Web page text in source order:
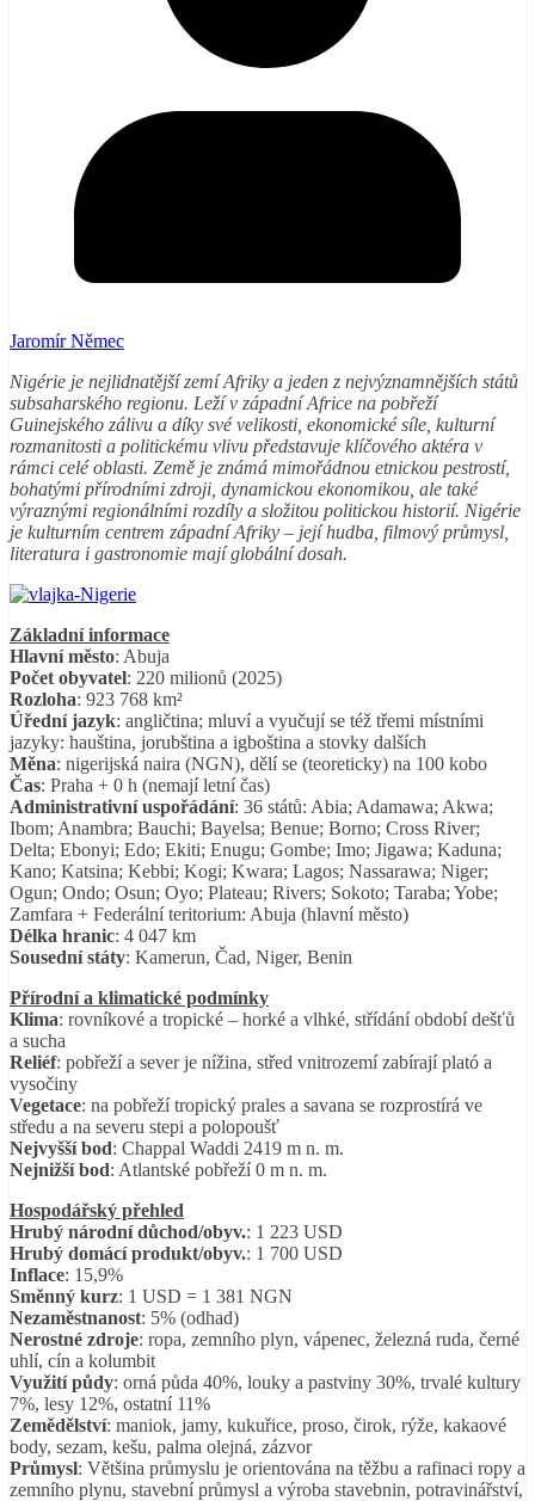
Jaromír Němec
Nigérie je nejlidnatější zemí Afriky a jeden z nejvýznamnějších států
subsaharského regionu. Leží v západní Africe na pobřeží
Guinejského zálivu a díky své velikosti, ekonomické síle, kulturní
rozmanitosti a politickému vlivu představuje klíčového aktéra v
rámci celé oblasti. Země je známá mimořádnou etnickou pestrostí,
bohatými přírodními zdroji, dynamickou ekonomikou, ale také
výraznými regionálními rozdíly a složitou politickou historií. Nigérie
je kulturním centrem západní Afriky – její hudba, filmový průmysl,
literatura i gastronomie mají globální dosah.
Základní informace
Hlavní město: Abuja
Počet obyvatel: 220 milionů (2025)
Rozloha: 923 768 km²
Úřední jazyk: angličtina; mluví a vyučují se též třemi místními
jazyky: hauština, jorubština a igboština a stovky dalších
Měna: nigerijská naira (NGN), dělí se (teoreticky) na 100 kobo
Čas: Praha + 0 h (nemají letní čas)
Administrativní uspořádání: 36 států: Abia; Adamawa; Akwa;
Ibom; Anambra; Bauchi; Bayelsa; Benue; Borno; Cross River;
Delta; Ebonyi; Edo; Ekiti; Enugu; Gombe; Imo; Jigawa; Kaduna;
Kano; Katsina; Kebbi; Kogi; Kwara; Lagos; Nassarawa; Niger;
Ogun; Ondo; Osun; Oyo; Plateau; Rivers; Sokoto; Taraba; Yobe;
Zamfara + Federální teritorium: Abuja (hlavní město)
Délka hranic: 4 047 km
Sousední státy: Kamerun, Čad, Niger, Benin
Přírodní a klimatické podmínky
Klima: rovníkové a tropické – horké a vlhké, střídání období dešťů
a sucha
Reliéf: pobřeží a sever je nížina, střed vnitrozemí zabírají plató a
vysočiny
Vegetace: na pobřeží tropický prales a savana se rozprostírá ve
středu a na severu stepi a polopoušť
Nejvyšší bod: Chappal Waddi 2419 m n. m.
Nejnižší bod: Atlantské pobřeží 0 m n. m.
Hospodářský přehled
Hrubý národní důchod/obyv.: 1 223 USD
Hrubý domácí produkt/obyv.: 1 700 USD
Inflace: 15,9%
Směnný kurz: 1 USD = 1 381 NGN
Nezaměstnanost: 5% (odhad)
Nerostné zdroje: ropa, zemního plyn, vápenec, železná ruda, černé
uhlí, cín a kolumbit
Využití půdy: orná půda 40%, louky a pastviny 30%, trvalé kultury
7%, lesy 12%, ostatní 11%
Zemědělství: maniok, jamy, kukuřice, proso, čirok, rýže, kakaové
body, sezam, kešu, palma olejná, zázvor
Průmysl: Většina průmyslu je orientována na těžbu a rafinaci ropy a
zemního plynu, stavební průmysl a výroba stavebnin, potravinářství,